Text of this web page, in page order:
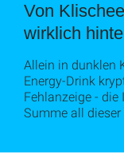
Von
wirklich
Allein in dunklen
Energy-Drink
Fehlanzeige -
Summe all dieser